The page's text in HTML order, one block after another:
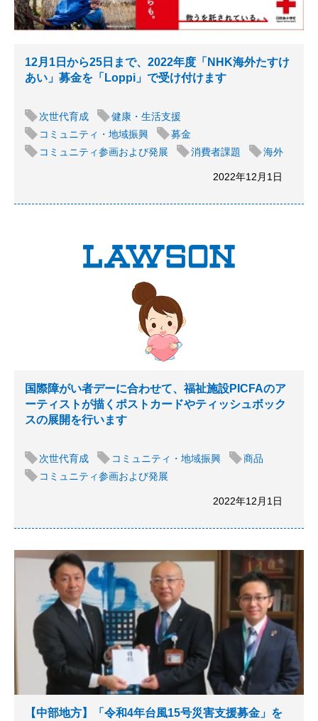
12月1日から25日まで、2022年度「NHK海外たすけ
あい」募金を「Loppi」で受け付けます
次世代育成
健康・生活支援
コミュニティ・地域振興
募金
コミュニティ参画および発展
消費者課題 海外
2022年12月1日
国際障がい者デーに合わせて、福祉施設PICFAのア
ーティストが描くポストカードやティッシュボック
スの展開を行います
次世代育成 コミュニティ・地域振興
商品
コミュニティ参画および発展
2022年12月1日
【中部地方】「令和4年台風15号災害支援募金」を